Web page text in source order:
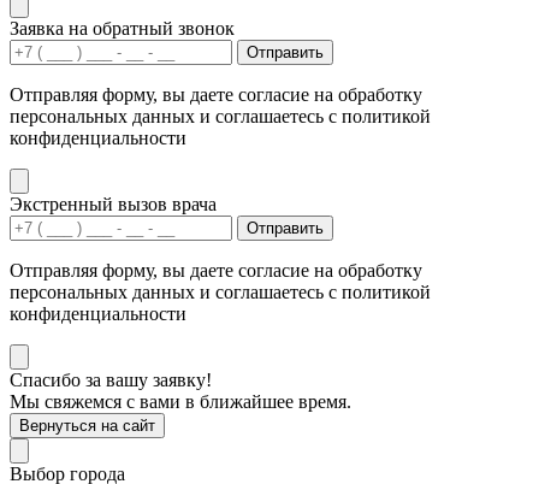
Заявка на обратный звонок
Отправить
Отправляя форму, вы даете согласие на обработку
персональных данных и соглашаетесь с политикой
конфиденциальности
Экстренный вызов врача
Отправить
Отправляя форму, вы даете согласие на обработку
персональных данных и соглашаетесь с политикой
конфиденциальности
Спасибо за вашу заявку!
Мы свяжемся с вами в ближайшее время.
Вернуться на сайт
Выбор города